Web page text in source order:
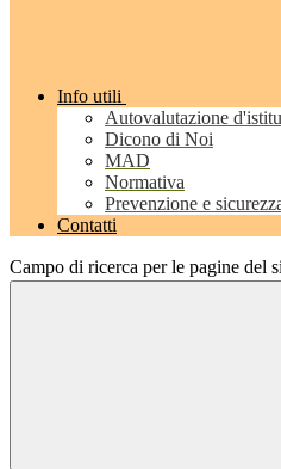
Info utili
Autovalutazione
Dicono di Noi
MAD
Normativa
Prevenzione e
Contatti
Campo di ricerca per le pagine del